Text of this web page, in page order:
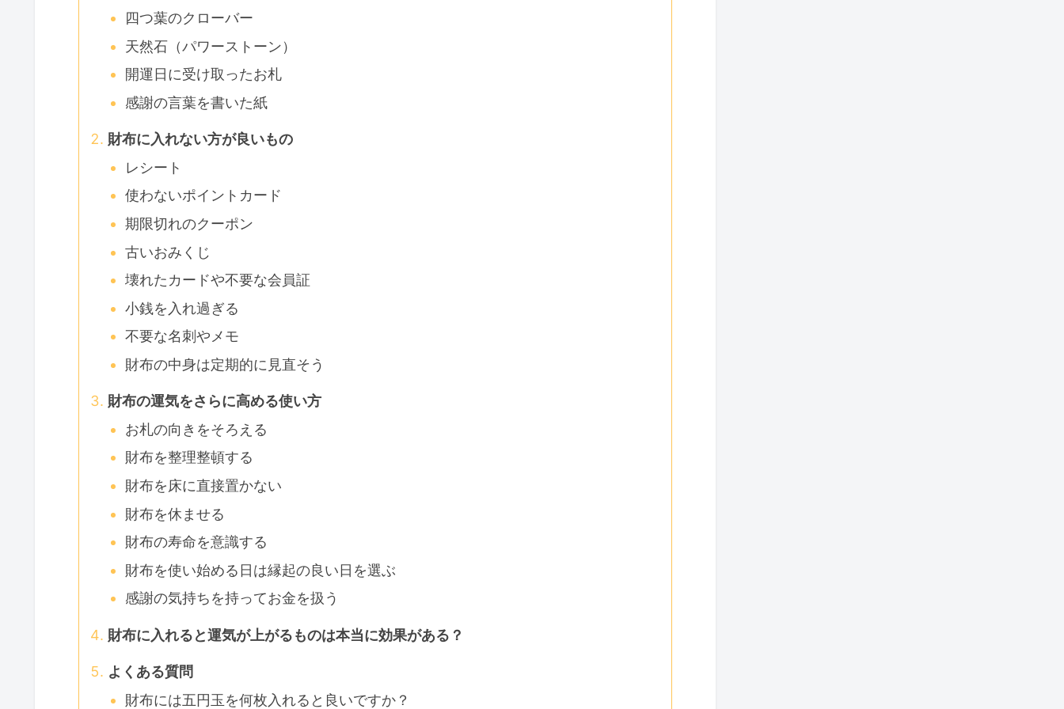
四つ葉のクローバー
天然石（パワーストーン）
開運日に受け取ったお札
感謝の言葉を書いた紙
財布に入れない方が良いもの
レシート
使わないポイントカード
期限切れのクーポン
古いおみくじ
壊れたカードや不要な会員証
小銭を入れ過ぎる
不要な名刺やメモ
財布の中身は定期的に見直そう
財布の運気をさらに高める使い方
お札の向きをそろえる
財布を整理整頓する
財布を床に直接置かない
財布を休ませる
財布の寿命を意識する
財布を使い始める日は縁起の良い日を選ぶ
感謝の気持ちを持ってお金を扱う
財布に入れると運気が上がるものは本当に効果がある？
よくある質問
財布には五円玉を何枚入れると良いですか？